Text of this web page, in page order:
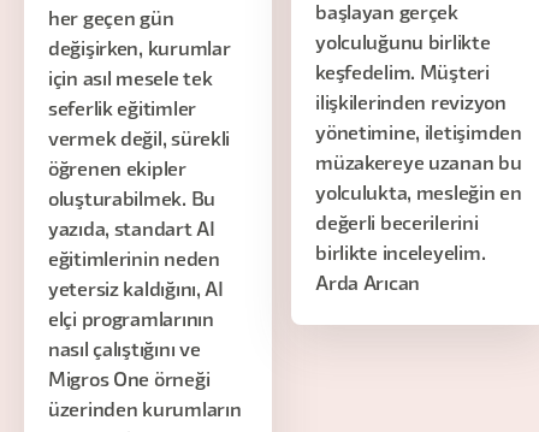
her geçen gün
değişirken, kurumlar
için asıl mesele tek
seferlik eğitimler
vermek değil, sürekli
öğrenen ekipler
oluşturabilmek. Bu
yazıda, standart AI
eğitimlerinin neden
yetersiz kaldığını, AI
elçi programlarının
nasıl çalıştığını ve
Migros One örneği
üzerinden kurumların
başlayan gerçek
yolculuğunu birlikte
keşfedelim. Müşteri
ilişkilerinden revizyon
yönetimine, iletişimden
müzakereye uzanan bu
yolculukta, mesleğin en
değerli becerilerini
birlikte inceleyelim.
Arda Arıcan